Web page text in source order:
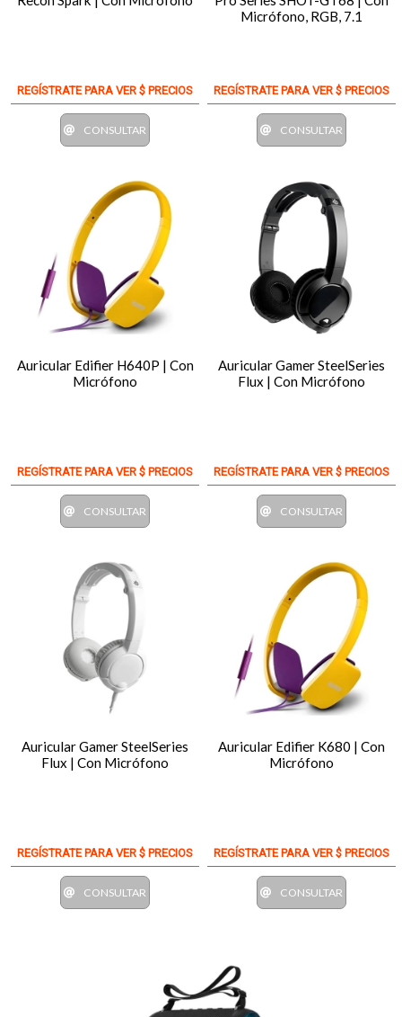
REGÍSTRATE PARA VER $ PRECIOS
CONSULTAR
Micrófono, RGB, 7.1
REGÍSTRATE PARA VER $ PRECIOS
CONSULTAR
Auricular Edifier H640P | Con
Micrófono
REGÍSTRATE PARA VER $ PRECIOS
CONSULTAR
Auricular Gamer SteelSeries
Flux | Con Micrófono
REGÍSTRATE PARA VER $ PRECIOS
CONSULTAR
Auricular Gamer SteelSeries
Flux | Con Micrófono
REGÍSTRATE PARA VER $ PRECIOS
CONSULTAR
Auricular Edifier K680 | Con
Micrófono
REGÍSTRATE PARA VER $ PRECIOS
CONSULTAR